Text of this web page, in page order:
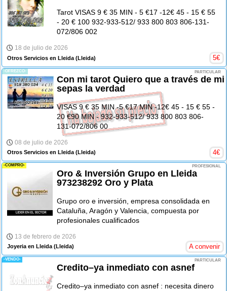
Tarot VISAS 9 € 35 MIN - 5 €17 -12€ 45 - 15 € 55
- 20 € 100 932-933-512/ 933 800 803 806-131-
072/806 002
18 de julio de 2026
Otros Servicios en Lleida (Lleida) 5€
-OFREZCO- PARTICULAR
Con mi tarot Quiero que a través de mi
sepas la verdad
VISAS 9 € 35 MIN -5 €17 MIN -12€ 45 - 15 € 55 -
20 €90 MIN - 932-933-512/ 933 800 803 806-
131-072/806 00
08 de julio de 2026
Otros Servicios en Lleida (Lleida) 4€
-COMPRO- PROFESIONAL
Oro & Inversión Grupo en Lleida
973238292 Oro y Plata
Grupo oro e inversión, empresa consolidada en
Cataluña, Aragón y Valencia, compuesta por
profesionales cualificados
13 de febrero de 2026
Joyeria en Lleida(Lleida) A convenir
-VENDO- PARTICULAR
Credito–ya inmediato con asnef
Credito–ya inmediato con asnef : necesita dinero